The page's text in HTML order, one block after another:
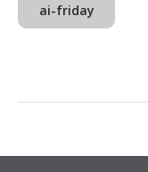
ai-friday